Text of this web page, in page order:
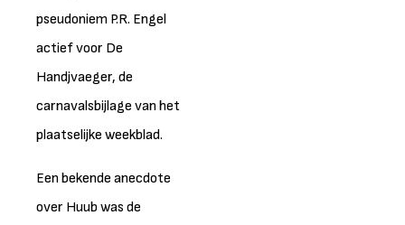
pseudoniem P.R. Engel
actief voor De
Handjvaeger, de
carnavalsbijlage van het
plaatselijke weekblad.
Een bekende anecdote
over Huub was de